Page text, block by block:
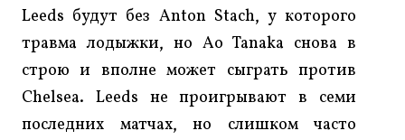
Leeds будут без Anton Stach, у которого
травма лодыжки, но Ao Tanaka снова в
строю и вполне может сыграть против
Chelsea. Leeds не проигрывают в семи
последних матчах, но слишком часто